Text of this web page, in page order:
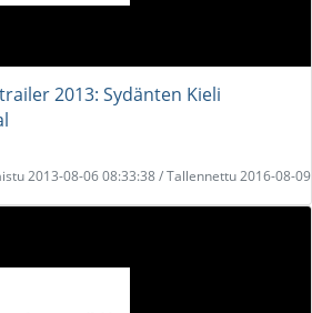
2013: Sydänten Kieli
2013-08-06 08:33:38 / Tallennettu 2016-08-09